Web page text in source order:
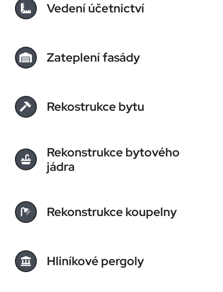
Vedení účetnictví
Zateplení fasády
Rekostrukce bytu
Rekonstrukce bytového
jádra
Rekonstrukce koupelny
Hliníkové pergoly